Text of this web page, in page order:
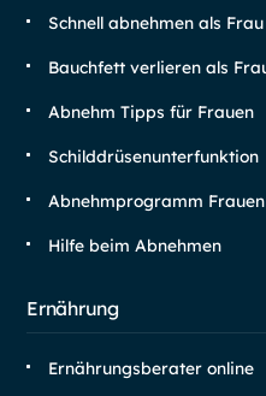
Schnell abnehmen als Frau
Bauchfett verlieren als
Abnehm Tipps für Frauen
Schilddrüsen­unterfunktion
Abnehm­programm Frauen
Hilfe beim Abnehmen
Ernährung
Ernährungsberater online